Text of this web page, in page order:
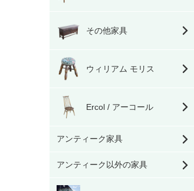
その他家具
ウィリアム モリス
Ercol / アーコール
アンティーク家具
アンティーク以外の家具